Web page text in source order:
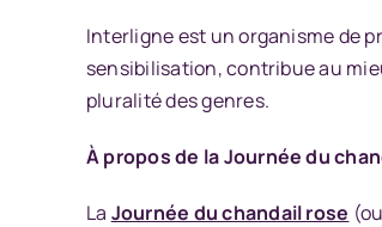
Interligne est un organisme de
sensibilisation, contribue au
pluralité des genres.
À propos de la Journée du
La Journée du chandail rose